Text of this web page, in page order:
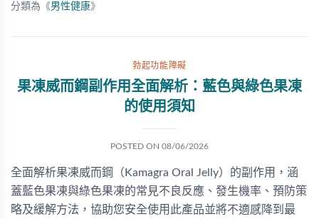
分類為《男性健康》
勃起功能障礙
果凍威而鋼副作用全面解析：藍色與綠色果凍
的使用須知
POSTED ON 08/06/2026
全面解析果凍威而鋼（Kamagra Oral Jelly）的副作用，涵
蓋藍色果凍與綠色果凍的常見不良反應、發生機率、預防策
略及緩解方法，協助您安全使用此產品並將不適感降到最